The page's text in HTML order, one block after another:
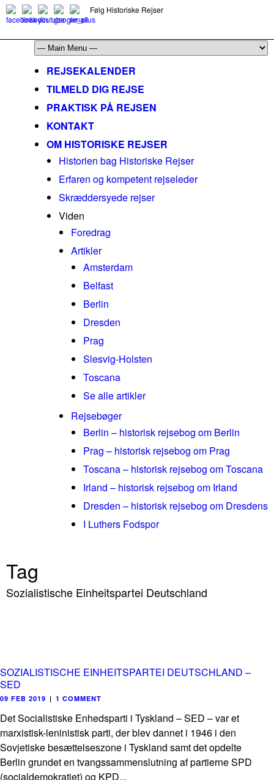
Følg Historiske Rejser
REJSEKALENDER
TILMELD DIG REJSE
PRAKTISK PÅ REJSEN
KONTAKT
OM HISTORISKE REJSER
Historien bag Historiske Rejser
Erfaren og kompetent rejseleder
Skræddersyede rejser
Viden
Foredrag
Artikler
Amsterdam
Belfast
Berlin
Dresden
Prag
Slesvig-Holsten
Toscana
Se alle artikler
Rejsebøger
Berlin – historisk rejsebog om Berlin
Prag – historisk rejsebog om Prag
Toscana – historisk rejsebog om Toscana
Irland – historisk rejsebog om Irland
Dresden – historisk rejsebog om Dresdens
I Luthers Fodspor
Tag
Sozialistische Einheitspartei Deutschland
SOZIALISTISCHE EINHEITSPARTEI DEUTSCHLAND –
SED
09 FEB 2019 | 1 COMMENT
Det Socialistiske Enhedsparti i Tyskland – SED – var et
marxistisk-leninistisk parti, der blev dannet i 1946 i den
Sovjetiske besættelseszone i Tyskland samt det opdelte
Berlin grundet en tvangssammenslutning af partierne SPD
(socialdemokratiet) og KPD...